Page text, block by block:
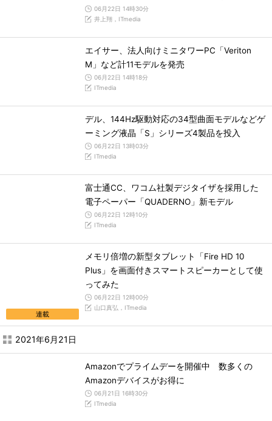
06月22日 14時30分
井上翔，ITmedia
エイサー、法人向けミニタワーPC「Veriton
M」など計11モデルを発売
06月22日 14時18分
ITmedia
デル、144Hz駆動対応の34型曲面モデルなどゲ
ーミング液晶「S」シリーズ4製品を投入
06月22日 13時03分
ITmedia
富士通CC、ワコム社製デジタイザを採用した
電子ペーパー「QUADERNO」新モデル
06月22日 12時10分
ITmedia
連載
メモリ倍増の新型タブレット「Fire HD 10
Plus」を画面付きスマートスピーカーとして使
ってみた
06月22日 12時00分
山口真弘，ITmedia
2021年6月21日
Amazonでプライムデーを開催中 数多くの
Amazonデバイスがお得に
06月21日 16時30分
ITmedia